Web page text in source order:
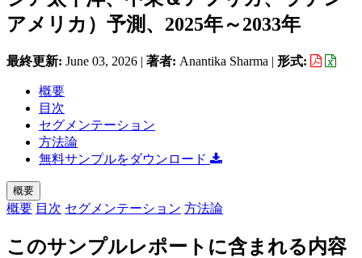
アメリカ）予測、2025年～2033年
最終更新: June 03, 2026 | 著者: Anantika Sharma | 形式:
概要
目次
セグメンテーション
方法論
無料サンプルをダウンロード
概要
概要 目次 セグメンテーション 方法論
このサンプルレポートに含まれる内容